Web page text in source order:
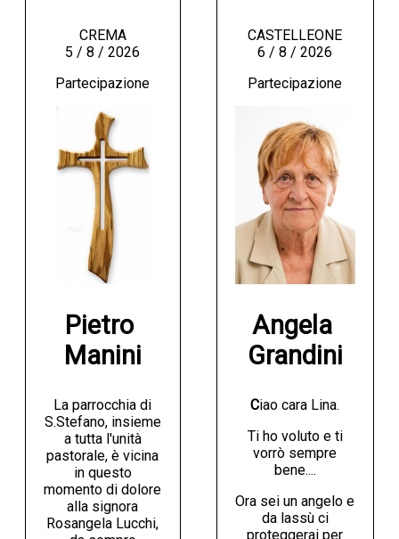
CREMA
5 / 8 / 2026
Partecipazione
Pietro
Manini
La parrocchia di
S.Stefano, insieme
a tutta l'unità
pastorale, è vicina
in questo
momento di dolore
alla signora
Rosangela Lucchi,
CASTELLEONE
6 / 8 / 2026
Partecipazione
Angela
Grandini
Ciao cara Lina.
Ti ho voluto e ti
vorrò sempre
bene....
Ora sei un angelo e
da lassù ci
proteggerai per